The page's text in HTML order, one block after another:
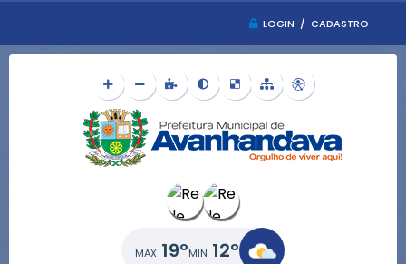
LOGIN / CADASTRO
19° 12°